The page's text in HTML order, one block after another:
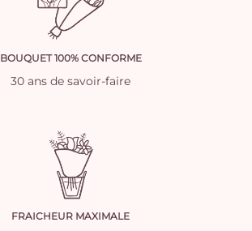
BOUQUET 100% CONFORME
30 ans de savoir-faire
FRAICHEUR MAXIMALE